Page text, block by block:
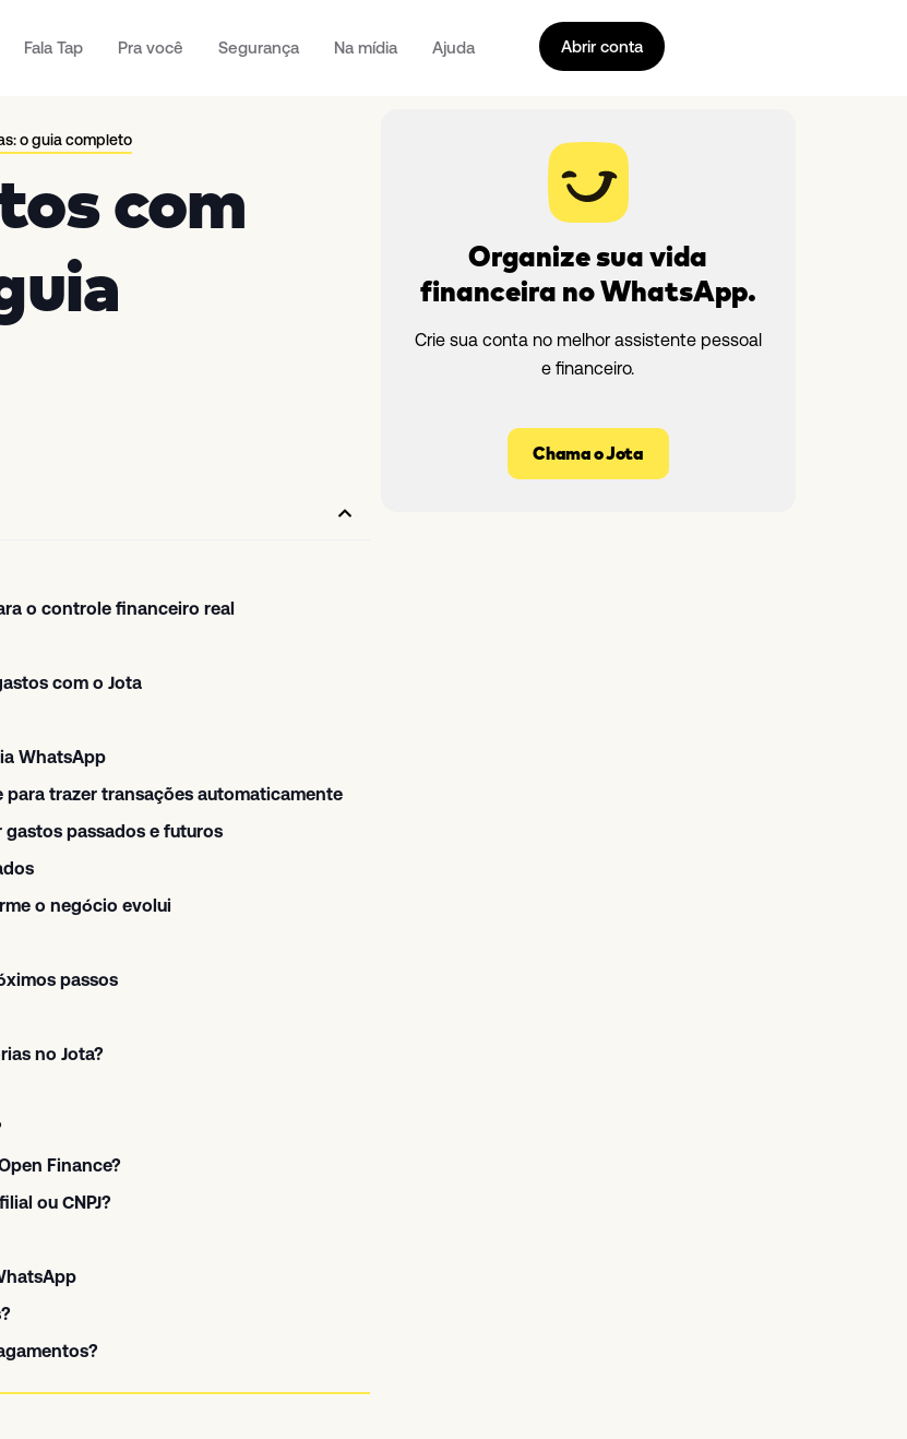
Fala Tap Pra você Segurança Na mídia Ajuda Abrir conta
o guia completo
com
o controle financeiro real
com o Jota
WhatsApp
para trazer transações automaticamente
gastos passados e futuros
o negócio evolui
passos
no Jota?
Finance?
ou CNPJ?
Organize sua vida
financeira no WhatsApp.
Crie sua conta no melhor assistente pessoal
e financeiro.
Chama o Jota